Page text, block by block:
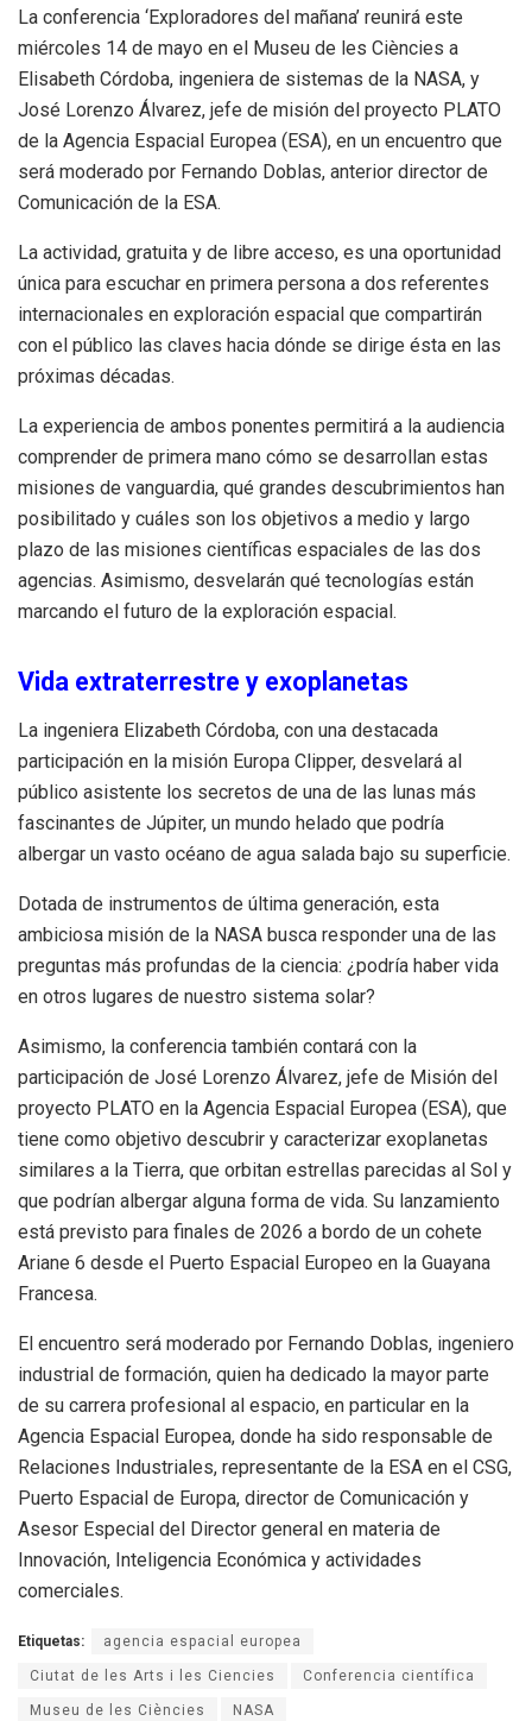
La conferencia ‘Exploradores del mañana’ reunirá este
miércoles 14 de mayo en el Museu de les Ciències a
Elisabeth Córdoba, ingeniera de sistemas de la NASA, y
José Lorenzo Álvarez, jefe de misión del proyecto PLATO
de la Agencia Espacial Europea (ESA), en un encuentro que
será moderado por Fernando Doblas, anterior director de
Comunicación de la ESA.
La actividad, gratuita y de libre acceso, es una oportunidad
única para escuchar en primera persona a dos referentes
internacionales en exploración espacial que compartirán
con el público las claves hacia dónde se dirige ésta en las
próximas décadas.
La experiencia de ambos ponentes permitirá a la audiencia
comprender de primera mano cómo se desarrollan estas
misiones de vanguardia, qué grandes descubrimientos han
posibilitado y cuáles son los objetivos a medio y largo
plazo de las misiones científicas espaciales de las dos
agencias. Asimismo, desvelarán qué tecnologías están
marcando el futuro de la exploración espacial.
Vida extraterrestre y exoplanetas
La ingeniera Elizabeth Córdoba, con una destacada
participación en la misión Europa Clipper, desvelará al
público asistente los secretos de una de las lunas más
fascinantes de Júpiter, un mundo helado que podría
albergar un vasto océano de agua salada bajo su superficie.
Dotada de instrumentos de última generación, esta
ambiciosa misión de la NASA busca responder una de las
preguntas más profundas de la ciencia: ¿podría haber vida
en otros lugares de nuestro sistema solar?
Asimismo, la conferencia también contará con la
participación de José Lorenzo Álvarez, jefe de Misión del
proyecto PLATO en la Agencia Espacial Europea (ESA), que
tiene como objetivo descubrir y caracterizar exoplanetas
similares a la Tierra, que orbitan estrellas parecidas al Sol y
que podrían albergar alguna forma de vida. Su lanzamiento
está previsto para finales de 2026 a bordo de un cohete
Ariane 6 desde el Puerto Espacial Europeo en la Guayana
Francesa.
El encuentro será moderado por Fernando Doblas, ingeniero
industrial de formación, quien ha dedicado la mayor parte
de su carrera profesional al espacio, en particular en la
Agencia Espacial Europea, donde ha sido responsable de
Relaciones Industriales, representante de la ESA en el CSG,
Puerto Espacial de Europa, director de Comunicación y
Asesor Especial del Director general en materia de
Innovación, Inteligencia Económica y actividades
comerciales.
Etiquetas: agencia espacial europea
Ciutat de les Arts i les Ciencies Conferencia científica
Museu de les Ciències NASA